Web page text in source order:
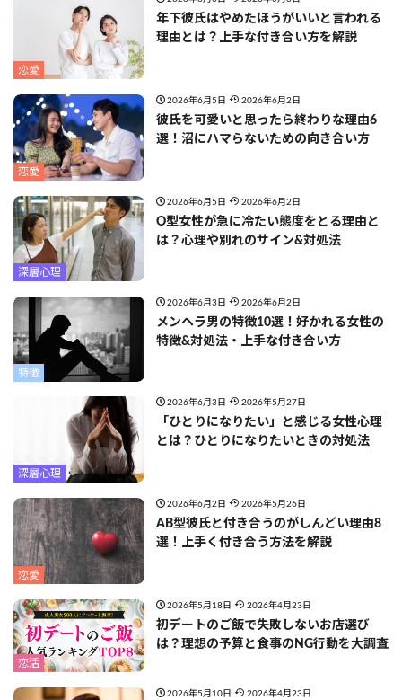
恋愛
年下彼氏はやめたほうがいいと言われる
理由とは？上手な付き合い方を解説
恋愛
2026年6月5日 2026年6月2日
彼氏を可愛いと思ったら終わりな理由6
選！沼にハマらないための向き合い方
深層心理
2026年6月5日 2026年6月2日
O型女性が急に冷たい態度をとる理由と
は？心理や別れのサイン&対処法
特徴
2026年6月3日 2026年6月2日
メンヘラ男の特徴10選！好かれる女性の
特徴&対処法・上手な付き合い方
深層心理
2026年6月3日 2026年5月27日
「ひとりになりたい」と感じる女性心理
とは？ひとりになりたいときの対処法
恋愛
2026年6月2日 2026年5月26日
AB型彼氏と付き合うのがしんどい理由8
選！上手く付き合う方法を解説
恋活
2026年5月18日 2026年4月23日
初デートのご飯で失敗しないお店選び
は？理想の予算と食事のNG行動を大調査
2026年5月10日 2026年4月23日